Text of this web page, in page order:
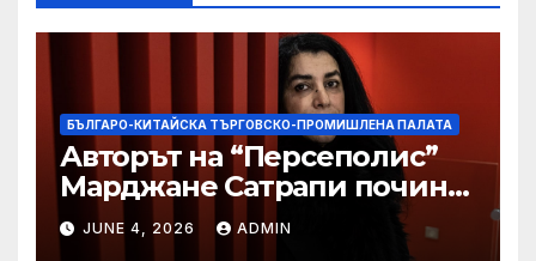
БЪЛГАРО-КИТАЙСКА ТЪРГОВСКО-ПРОМИШЛЕНА ПАЛАТА
Авторът на “Персеполис”
Марджане Сатрапи почина
“от тъга” на 56 години
JUNE 4, 2026 ADMIN